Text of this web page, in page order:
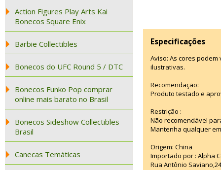
Action Figures Play Arts Kai
Bonecos Square Enix
Barbie Collectibles
Bonecos do UFC Round 5 / DTC
Bonecos Funko Pop comprar
online mais barato no Brasil
Bonecos Sideshow Collectibles
Brasil
Canecas Temáticas
Especificações
Aviso: As cores
ilustrativas.
Recomendação:
Produto testado e
Restrição :
Não recomendável
Mantenha qualquer
Origem: China
Importado por : Alpha
Rua Antônio